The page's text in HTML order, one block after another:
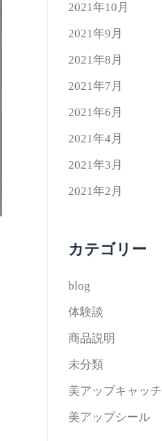
2021年10月
2021年9月
2021年8月
2021年7月
2021年6月
2021年4月
2021年3月
2021年2月
カテゴリー
blog
体験談
商品説明
未分類
美アップキャッチ
美アップシール